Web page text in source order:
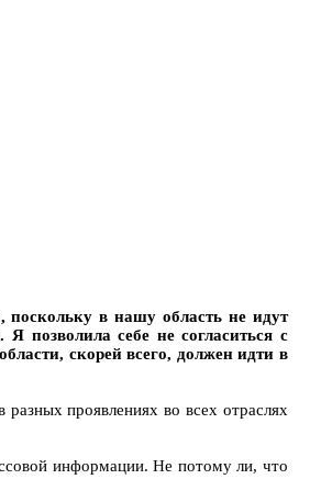
поскольку в нашу область не идут
позволила себе не согласиться с
скорей всего, должен идти в
проявлениях во всех отраслях
информации. Не потому ли, что